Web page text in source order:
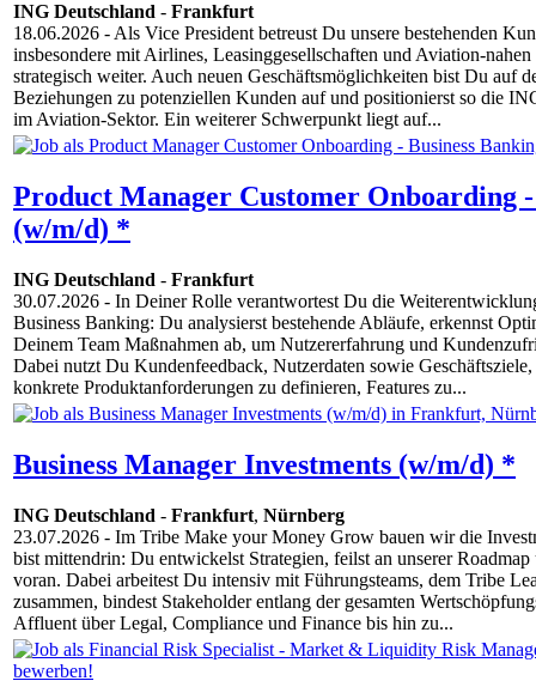
ING Deutschland - Frankfurt
18.06.2026 - Als Vice President betreust Du unsere bestehenden
insbesondere mit Airlines, Leasinggesellschaften und Aviation-
strategisch weiter. Auch neuen Geschäftsmöglichkeiten bist Du auf
Beziehungen zu potenziellen Kunden auf und positionierst so die
im Aviation-Sektor. Ein weiterer Schwerpunkt liegt auf...
Product Manager Customer Onboarding
(w/m/d) *
ING Deutschland - Frankfurt
30.07.2026 - In Deiner Rolle verantwortest Du die
Business Banking: Du analysierst bestehende Abläufe, erkennst
Deinem Team Maßnahmen ab, um Nutzererfahrung und
Dabei nutzt Du Kundenfeedback, Nutzerdaten sowie
konkrete Produktanforderungen zu definieren, Features zu...
Business Manager Investments (w/m/d) *
ING Deutschland - Frankfurt, Nürnberg
23.07.2026 - Im Tribe Make your Money Grow bauen wir die
bist mittendrin: Du entwickelst Strategien, feilst an unserer
voran. Dabei arbeitest Du intensiv mit Führungsteams, dem Tribe
zusammen, bindest Stakeholder entlang der gesamten
Affluent über Legal, Compliance und Finance bis hin zu...